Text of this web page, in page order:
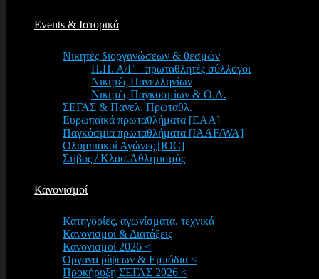
Events & Ιστορικά
Νικητές διοργανώσεων & θεσμών
Π.Π. Α/Γ – πρωταθλητές σύλλογοι
Νικητές Πανελληνίων
Νικητές Παγκοσμίων & Ο.Α.
ΣΕΓΑΣ & Πανελ. Πρωταθλ.
Ευρωπαϊκά πρωταθλήματα [EAA]
Παγκόσμια πρωταθλήματα [IAAF/WA]
Ολυμπιακοί Αγώνες [IOC]
Στίβος / Κλασ.Αθλητισμός
Κανονισμοί
Κατηγορίες, αγωνίσματα, τεχνικά
Κανονισμοί & Διατάξεις
Κανονισμοί 2026 <
Όργανα ρίψεων & Εμπόδια <
Προκήρυξη ΣΕΓΑΣ 2026 <